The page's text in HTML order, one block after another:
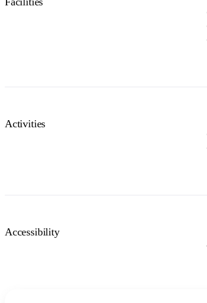
Activities
Accessibility